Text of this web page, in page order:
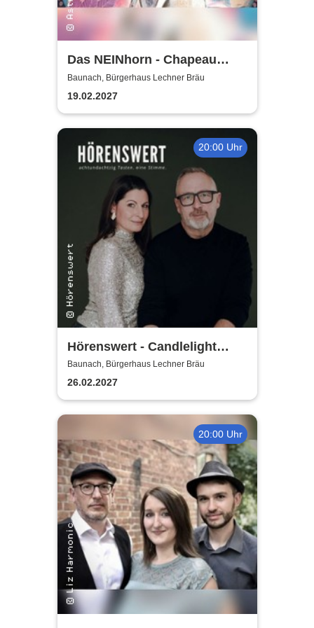
Das NEINhorn - Chapeau
Claque
Baunach, Bürgerhaus Lechner Bräu
19.02.2027
20:00 Uhr
Hörenswert - Candlelight
Konzert
Baunach, Bürgerhaus Lechner Bräu
26.02.2027
20:00 Uhr